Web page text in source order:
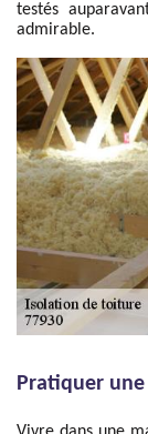
testés
admirable.
Pratiquer